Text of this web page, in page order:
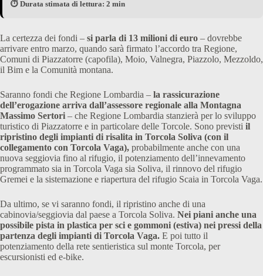
⏱️ Durata stimata di lettura: 2 min
La certezza dei fondi – si parla di 13 milioni di euro – dovrebbe
arrivare entro marzo, quando sarà firmato l’accordo tra Regione,
Comuni di Piazzatorre (capofila), Moio, Valnegra, Piazzolo, Mezzoldo,
il Bim e la Comunità montana.
Saranno fondi che Regione Lombardia – la rassicurazione
dell’erogazione arriva dall’assessore regionale alla Montagna
Massimo Sertori – che Regione Lombardia stanzierà per lo sviluppo
turistico di Piazzatorre e in particolare delle Torcole. Sono previsti il
ripristino degli impianti di risalita in Torcola Soliva (con il
collegamento con Torcola Vaga), probabilmente anche con una
nuova seggiovia fino al rifugio, il potenziamento dell’innevamento
programmato sia in Torcola Vaga sia Soliva, il rinnovo del rifugio
Gremei e la sistemazione e riapertura del rifugio Scaia in Torcola Vaga.
Da ultimo, se vi saranno fondi, il ripristino anche di una
cabinovia/seggiovia dal paese a Torcola Soliva. Nei piani anche una
possibile pista in plastica per sci e gommoni (estiva) nei pressi della
partenza degli impianti di Torcola Vaga. E poi tutto il
potenziamento della rete sentieristica sul monte Torcola, per
escursionisti ed e-bike.